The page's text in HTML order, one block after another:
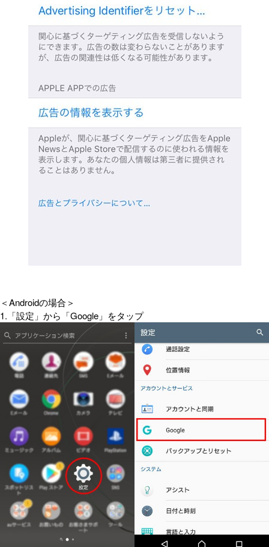
＜Androidの場合＞
1.「設定」から「Google」をタップ